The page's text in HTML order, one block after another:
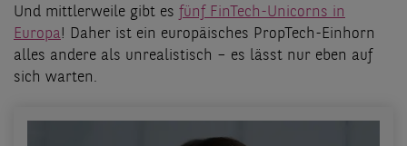
Und mittlerweile gibt es fünf FinTech-Unicorns in
Europa! Daher ist ein europäisches PropTech-Einhorn
alles andere als unrealistisch – es lässt nur eben auf
sich warten.